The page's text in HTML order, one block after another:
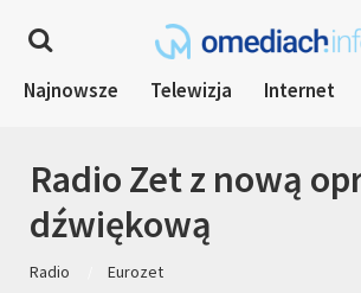
Najnowsze Telewizja Internet
Radio Zet z nową
dźwiękową
Radio Eurozet